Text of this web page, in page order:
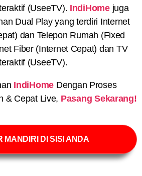
(UseeTV). IndiHomejuga
Dual Play yang terdiri Internet
dan Telepon Rumah (Fixed
Fiber (Internet Cepat) dan TV
(UseeTV).
IndiHome Dengan Proses
& Cepat Live, Pasang Sekarang!
MANDIRI DI SISI ANDA